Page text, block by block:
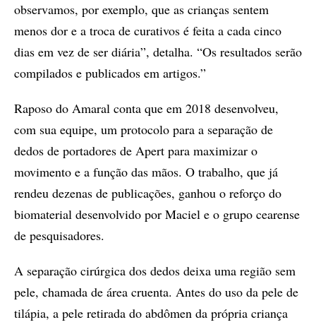
observamos, por exemplo, que as crianças sentem
menos dor e a troca de curativos é feita a cada cinco
dias em vez de ser diária”, detalha. “Os resultados serão
compilados e publicados em artigos.”
Raposo do Amaral conta que em 2018 desenvolveu,
com sua equipe, um protocolo para a separação de
dedos de portadores de Apert para maximizar o
movimento e a função das mãos. O trabalho, que já
rendeu dezenas de publicações, ganhou o reforço do
biomaterial desenvolvido por Maciel e o grupo cearense
de pesquisadores.
A separação cirúrgica dos dedos deixa uma região sem
pele, chamada de área cruenta. Antes do uso da pele de
tilápia, a pele retirada do abdômen da própria criança